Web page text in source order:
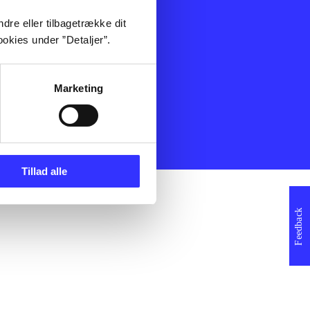
eller tilbagetrække dit
under ”Detaljer”.
Marketing
Tillad alle
Feedback
Film
Musik